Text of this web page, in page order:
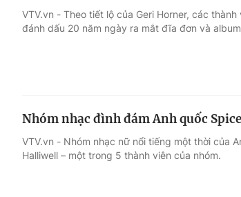
VTV.vn - Theo tiết lộ của Geri Horner, các
đánh dấu 20 năm ngày ra mắt đĩa đơn và
Nhóm nhạc đình đám Anh quốc
VTV.vn - Nhóm nhạc nữ nổi tiếng một thời của
Halliwell – một trong 5 thành viên của nhóm.